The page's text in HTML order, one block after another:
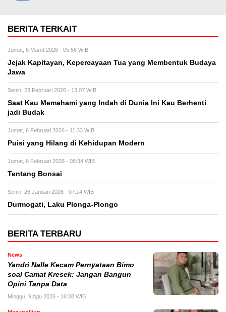
BERITA TERKAIT
Jumat, 6 Maret 2026 - 05:56 WIB
Jejak Kapitayan, Kepercayaan Tua yang Membentuk Budaya
Jawa
Senin, 23 Februari 2026 - 13:07 WIB
Saat Kau Memahami yang Indah di Dunia Ini Kau Berhenti
jadi Budak
Jumat, 6 Februari 2026 - 11:33 WIB
Puisi yang Hilang di Kehidupan Modern
Jumat, 6 Februari 2026 - 08:34 WIB
Tentang Bonsai
Senin, 26 Januari 2026 - 07:14 WIB
Durmogati, Laku Plonga-Plongo
BERITA TERBARU
News
Yandri Nalle Kecam Pernyataan Bimo
soal Camat Kresek: Jangan Bangun
Opini Tanpa Data
Minggu, 9 Agu 2026 - 16:38 WIB